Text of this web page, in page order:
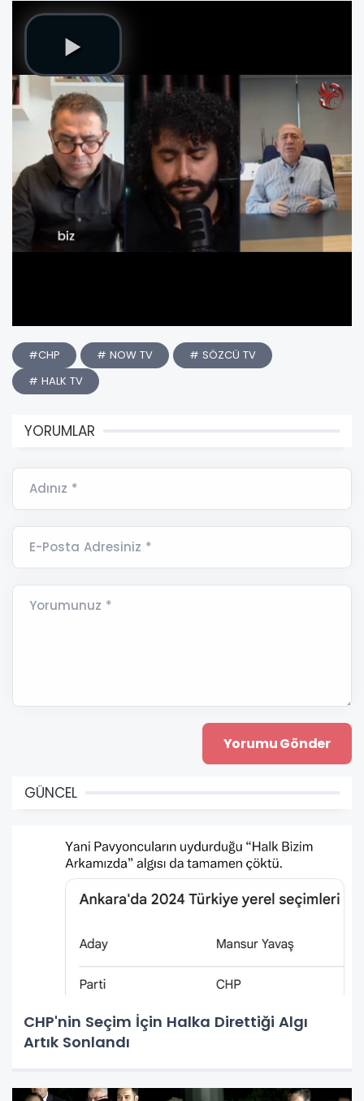
#CHP # NOW TV
# SÖZCÜ TV
# HALK TV
YORUMLAR
Adınız *
E-Posta Adresiniz *
Yorumunuz *
GÜNCEL
CHP'nin Seçim İçin Halka Direttiği Algı
Artık Sonlandı